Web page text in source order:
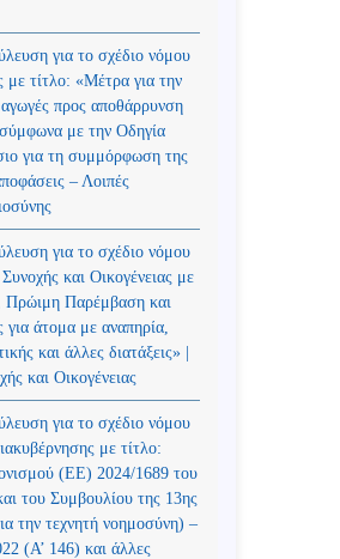
για το σχέδιο νόμου
με τίτλο: «Μέτρα για την
προς αποθάρρυνση
με την Οδηγία
για τη συμμόρφωση της
– Λοιπές
για το σχέδιο νόμου
και Οικογένειας με
Πρώιμη Παρέμβαση και
για άτομα με αναπηρία,
και άλλες διατάξεις» |
και Οικογένειας
για το σχέδιο νόμου
με τίτλο:
(ΕΕ) 2024/1689 του
του Συμβουλίου της 13ης
την τεχνητή νοημοσύνη) –
(Α’ 146) και άλλες